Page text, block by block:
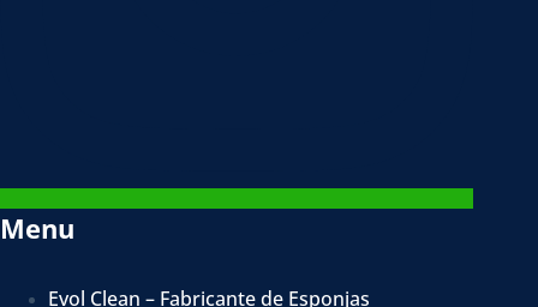
Menu
Evol Clean – Fabricante de Esponjas